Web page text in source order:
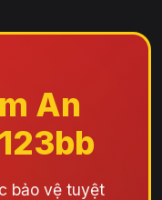
An
bảo vệ tuyệt